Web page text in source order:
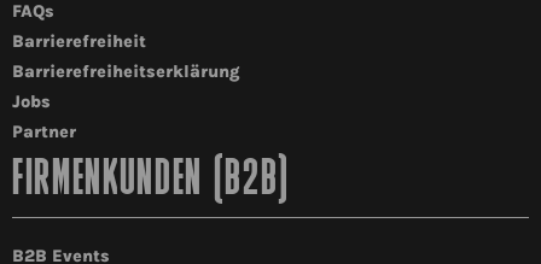
FAQs
Barrierefreiheit
Barrierefreiheitserklärung
Jobs
Partner
FIRMENKUNDEN (B2B)
B2B Events